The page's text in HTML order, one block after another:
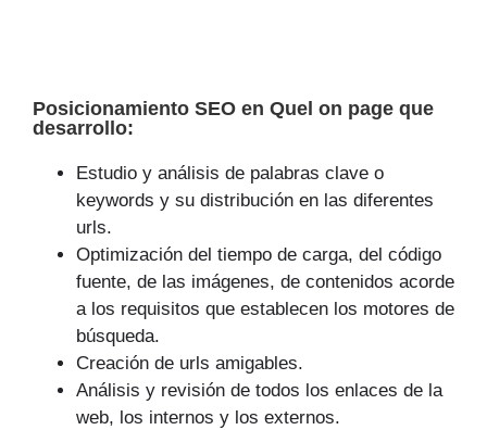
Posicionamiento SEO en Quel on page que
desarrollo:
Estudio y análisis de palabras clave o
keywords y su distribución en las diferentes
urls.
Optimización del tiempo de carga, del código
fuente, de las imágenes, de contenidos acorde
a los requisitos que establecen los motores de
búsqueda.
Creación de urls amigables.
Análisis y revisión de todos los enlaces de la
web, los internos y los externos.